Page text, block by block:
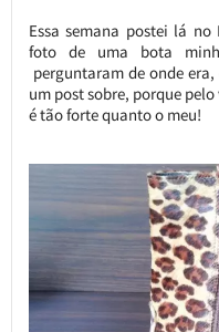
Essa semana postei lá no
foto de uma bota
perguntaram de onde
um post sobre, porque
é tão forte quanto o meu!